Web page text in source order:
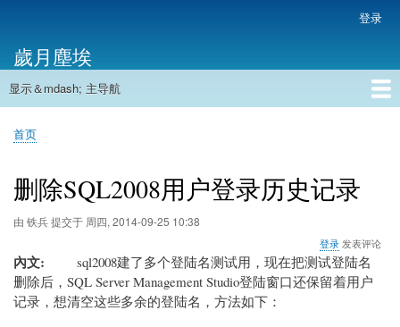
主
内
帐
户
菜
单
登录
歲月塵埃
主
航
显示＆mdash; 主导航
首页
面
屑
首页
删除SQL2008用户登录历史记录
由 铁兵提交于 周四, 2014-09-25 10:38
登录 发表评论
內文
sql2008建了多个登陆名测试用，现在把测试登陆名
删除后，SQL Server Management Studio登陆窗口还保留着用户
记录，想清空这些多余的登陆名，方法如下：